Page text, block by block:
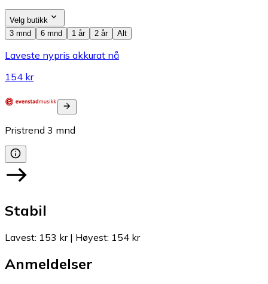
Velg butikk
3 mnd
6 mnd 1 år 2 år Alt
Laveste nypris akkurat nå
154 kr
Pristrend 3 mnd
Stabil
Lavest: 153 kr| Høyest: 154 kr
Anmeldelser